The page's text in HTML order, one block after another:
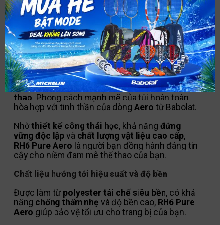
MÔ TẢ
Hãy tạo ấn tượng mạnh ngay khi bước vào sân
vớiRH6 Pure Aeromới.
RH6sở hữuthiết kế hiện đại và đậm chất thể
thao. Phong cách mạnh mẽ của túi hoàn toàn
hòa hợp với tinh thần của dòng Aero từ Babolat.
Nhờthiết kế công thái học, khả năng đứng
vững độc lậpvà chất lượng vật liệu cao cấp,
RH6 Pure Aero là người bạn đồng hành đáng tin
cậy cho niềm đam mê thể thao của bạn.
Chất liệu hướng tới hiệu suất và độ bền
Được làm từ polyester tái chế siêu bền, có khả
năng chống thấm nhẹ và độ bền cao, RH6 Pure
Aero giúp bảo vệ tối ưu cho trang bị của bạn.